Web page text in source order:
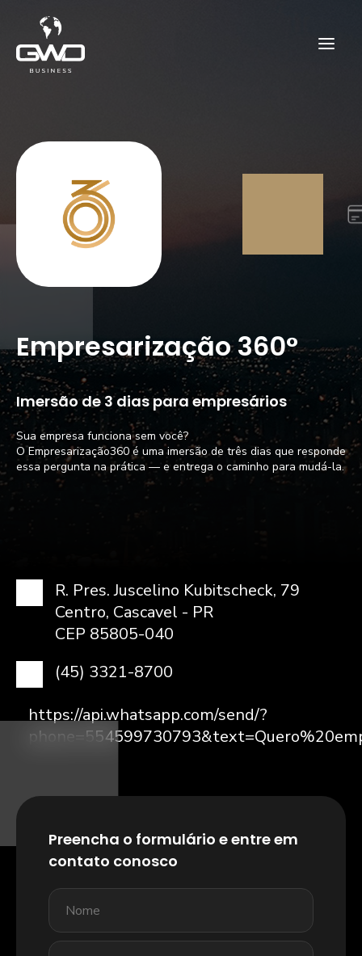
Empresarização 360°
Imersão de 3 dias para empresários
Sua empresa funciona sem você?
O Empresarização360 é uma imersão de três dias que responde
essa pergunta na prática — e entrega o caminho para mudá-la.
R. Pres. Juscelino Kubitscheck, 79
Centro, Cascavel - PR
CEP 85805-040
(45) 3321-8700
https://api.whatsapp.com/send/?
Preencha o formulário e entre em
contato conosco